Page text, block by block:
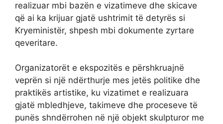
realizuar mbi bazën e vizatimeve dhe skicave
që ai ka krijuar gjatë ushtrimit të detyrës si
Kryeministër, shpesh mbi dokumente zyrtare
qeveritare.
Organizatorët e ekspozitës e përshkruajnë
veprën si një ndërthurje mes jetës politike dhe
praktikës artistike, ku vizatimet e realizuara
gjatë mbledhjeve, takimeve dhe proceseve të
punës shndërrohen në një objekt skulpturor me